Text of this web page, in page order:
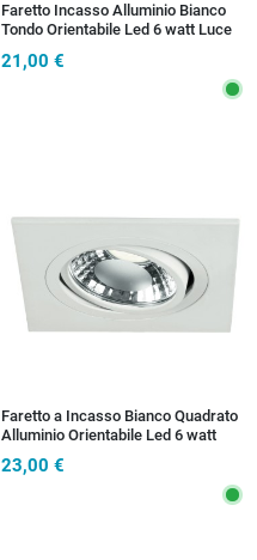
Faretto Incasso Alluminio Bianco
Tondo Orientabile Led 6 watt Luce
21,00 €
Faretto a Incasso Bianco Quadrato
Alluminio Orientabile Led 6 watt
Luce Naturale
23,00 €